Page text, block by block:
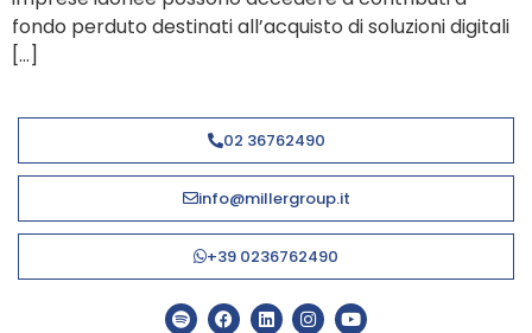
fondo perduto destinati all’acquisto di soluzioni digitali
[…]
02 36762490
info@millergroup.it
+39 0236762490